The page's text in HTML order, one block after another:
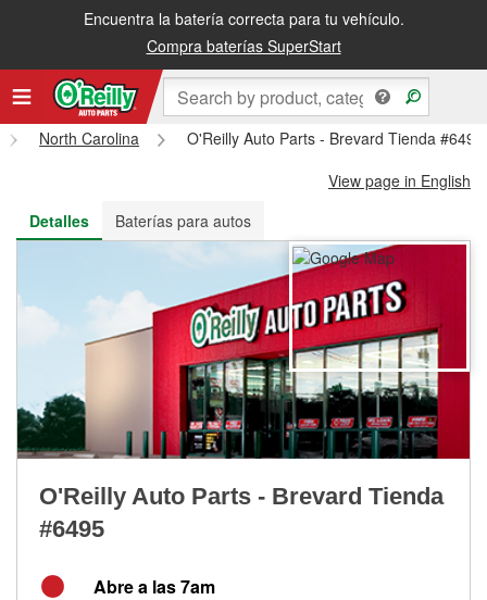
Encuentra la batería correcta para tu vehículo.
Compra baterías SuperStart
Recibe tu orden gratis al día siguiente o recógela en la tienda
North Carolina
O'Reilly Auto Parts - Brevard Tienda #6495
View page in English
Detalles
Baterías para autos
O'Reilly Auto Parts - Brevard Tienda
#6495
Abre a las 7am